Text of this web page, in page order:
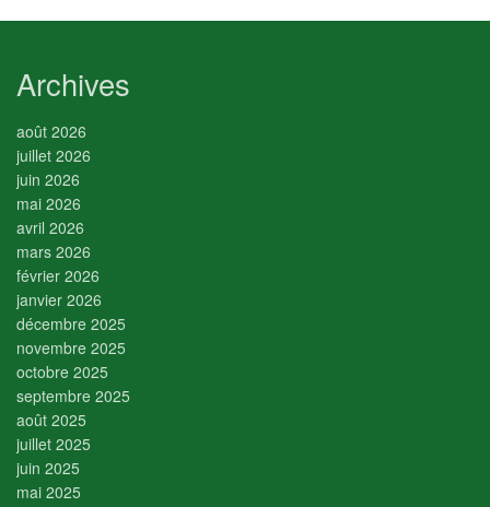
Archives
août 2026
juillet 2026
juin 2026
mai 2026
avril 2026
mars 2026
février 2026
janvier 2026
décembre 2025
novembre 2025
octobre 2025
septembre 2025
août 2025
juillet 2025
juin 2025
mai 2025